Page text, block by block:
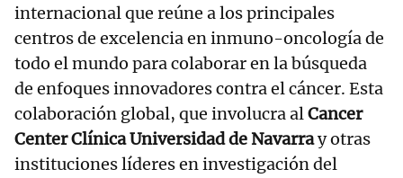
internacional que reúne a los principales
centros de excelencia en inmuno-oncología de
todo el mundo para colaborar en la búsqueda
de enfoques innovadores contra el cáncer. Esta
colaboración global, que involucra alCancer
Center Clínica Universidad de Navarray otras
instituciones líderes en investigación del